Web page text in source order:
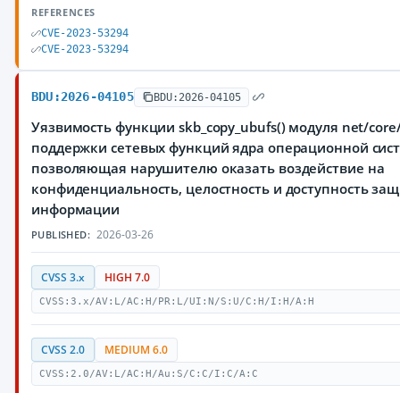
REFERENCES
CVE-2023-53294
CVE-2023-53294
BDU:2026-04105 BDU:2026-04105
Уязвимость функции skb_copy_ubufs() модуля net/
поддержки сетевых функций ядра операционной
позволяющая нарушителю оказать воздействие на
конфиденциальность, целостность и доступность
информации
PUBLISHED: 2026-03-26
CVSS 3.x HIGH 7.0
CVSS:3.x/AV:L/AC:H/PR:L/UI:N/S:U/C:H/I:H/A:H
CVSS 2.0 MEDIUM 6.0
CVSS:2.0/AV:L/AC:H/Au:S/C:C/I:C/A:C